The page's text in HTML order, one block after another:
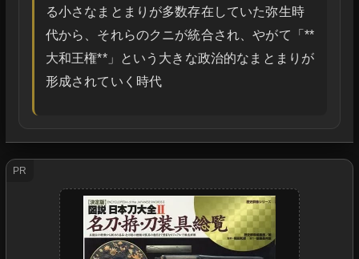
る小さなまとまりが多数存在していた弥生時
代から、それらのクニが統合され、やがて「**
大和王権**」という大きな政治的なまとまりが
形成されていく時代
PR